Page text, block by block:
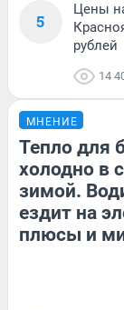
5
Цены
рублей
14
МНЕНИЕ
Тепло для
холодно в
зимой.
ездит на
плюсы и